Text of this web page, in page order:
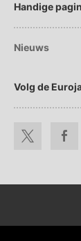
Handige
Nieuws
Volg de